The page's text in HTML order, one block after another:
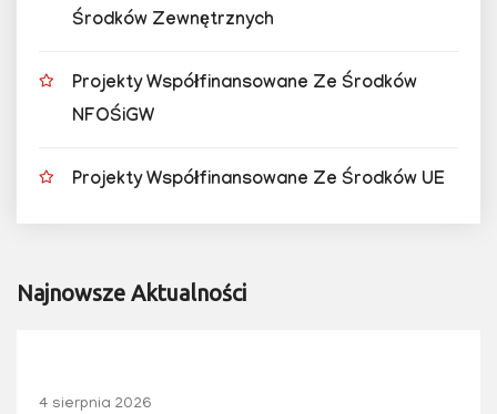
Środków Zewnętrznych
Projekty Współfinansowane Ze Środków
NFOŚiGW
Projekty Współfinansowane Ze Środków UE
Najnowsze Aktualności
4 sierpnia 2026